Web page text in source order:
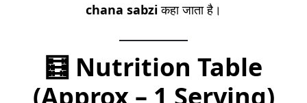
chana sabziकहा जाता है।
🧮 Nutrition Table
(Approx – 1 Serving)